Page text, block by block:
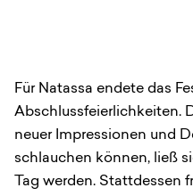
Für Natassa endete das
Abschlussfeierlichkeiten.
neuer Impressionen und
schlauchen können, ließ
Tag werden. Stattdessen